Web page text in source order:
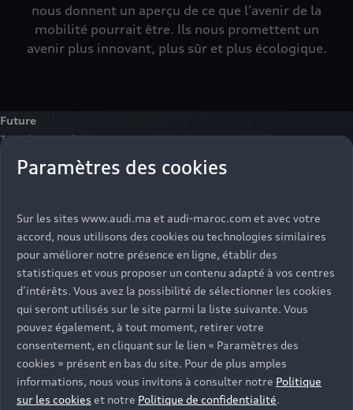
nous donnent un aperçu de ce que l'avenir de la
mobilité pourrait être. Ils nous promettent un
avenir plus innovant, plus sûr et plus écologique.
Future
Tous les articles
Back to top
Modèles
Tous les modèles
Électromobilité
Services
Service après-vente
Garantie
Audi Expérience
Contact
Paramètres des cookies
Sur les sites www.audi.ma et audi-maroc.com et avec votre
accord, nous utilisons des cookies ou technologies similaires
pour améliorer notre présence en ligne, établir des
statistiques et vous proposer un contenu adapté à vos centres
d’intérêts. Vous avez la possibilité de sélectionner les cookies
qui seront utilisés sur le site parmi la liste suivante. Vous
pouvez également, à tout moment, retirer votre
consentement, en cliquant sur le lien « Paramètres des
cookies » présent en bas du site. Pour de plus amples
informations, nous vous invitons à consulter notre Politique
sur les cookies et notre Politique de confidentialité.